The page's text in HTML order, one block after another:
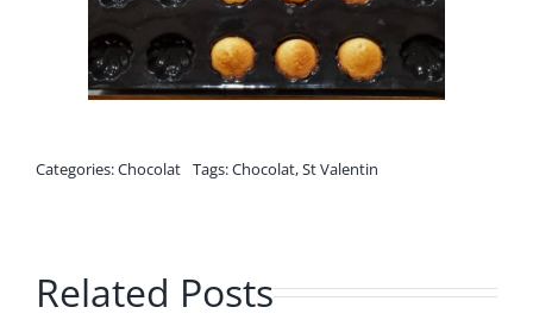
Categories:Chocolat Tags:Chocolat,St Valentin
Related Posts